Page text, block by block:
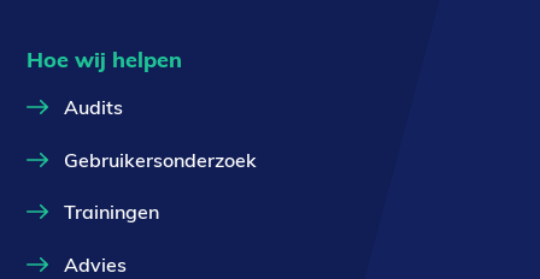
Hoe wij helpen
Audits
Gebruikersonderzoek
Trainingen
Advies